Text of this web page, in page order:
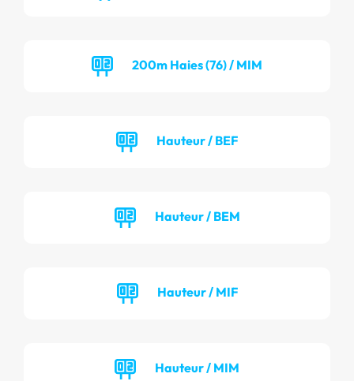
200m Haies (76) / MIM
Hauteur / BEF
Hauteur / BEM
Hauteur / MIF
Hauteur / MIM